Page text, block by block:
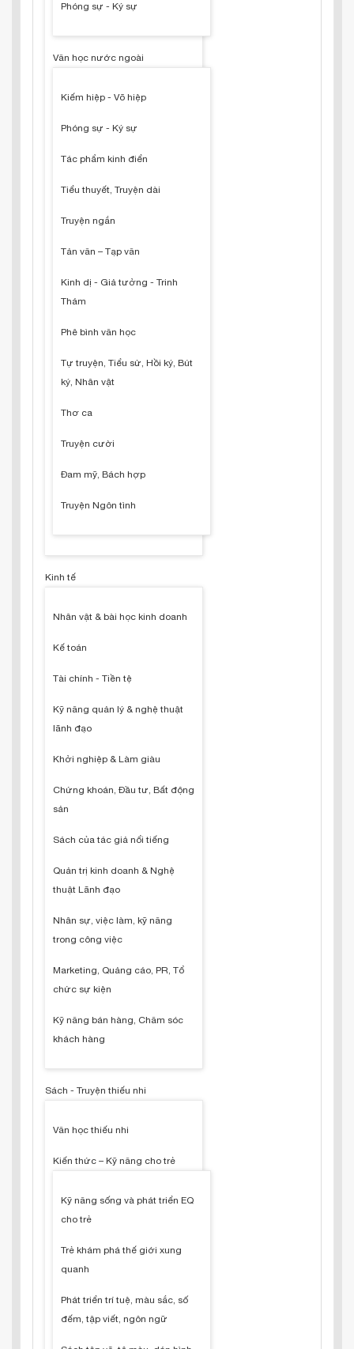
Phóng sự - Ký sự
Văn học nước ngoài
Kiếm hiệp - Võ hiệp
Phóng sự - Ký sự
Tác phẩm kinh điển
Tiểu thuyết, Truyện dài
Truyện ngắn
Tản văn – Tạp văn
Kinh dị - Giả tưởng - Trinh
Thám
Phê bình văn học
Tự truyện, Tiểu sử, Hồi ký, Bút
ký, Nhân vật
Thơ ca
Truyện cười
Đam mỹ, Bách hợp
Truyện Ngôn tình
Kinh tế
Nhân vật & bài học kinh doanh
Kế toán
Tài chính - Tiền tệ
Kỹ năng quản lý & nghệ thuật
lãnh đạo
Khởi nghiệp & Làm giàu
Chứng khoán, Đầu tư, Bất động
sản
Sách của tác giả nổi tiếng
Quản trị kinh doanh & Nghệ
thuật Lãnh đạo
Nhân sự, việc làm, kỹ năng
trong công việc
Marketing, Quảng cáo, PR, Tổ
chức sự kiện
Kỹ năng bán hàng, Chăm sóc
khách hàng
Sách - Truyện thiếu nhi
Văn học thiếu nhi
Kiến thức – Kỹ năng cho trẻ
Kỹ năng sống và phát triển EQ
cho trẻ
Trẻ khám phá thế giới xung
quanh
Phát triển trí tuệ, màu sắc, số
đếm, tập viết, ngôn ngữ